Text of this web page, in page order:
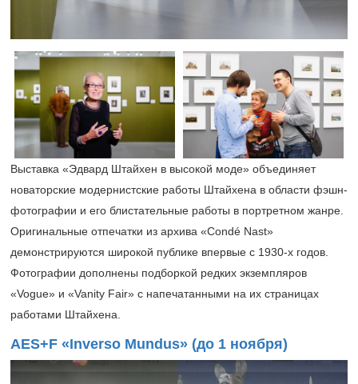
Выставка «Эдвард Штайхен в высокой моде» объединяет
новаторские модернистские работы Штайхена в области фэшн-
фотографии и его блистательные работы в портретном жанре.
Оригинальные отпечатки из архива «Condé Nast»
демонстрируются широкой публике впервые с 1930-х годов.
Фотографии дополнены подборкой редких экземпляров
«Vogue» и «Vanity Fair» с напечатанными на их страницах
работами Штайхена.
AES+F «Inverso Mundus» (до 1 ноября)